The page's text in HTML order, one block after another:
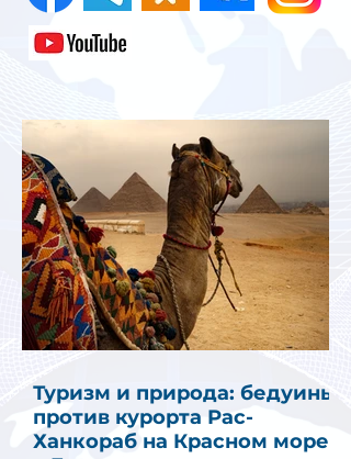
Туризм и природа: бедуины
против курорта Рас-
Ханкораб на Красном море